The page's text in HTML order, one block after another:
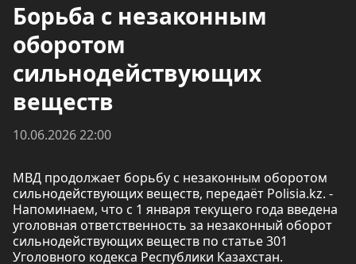
Борьба с незаконным
оборотом
сильнодействующих
веществ
10.06.2026 22:00
МВД продолжает борьбу с незаконным оборотом
сильнодействующих веществ, передаёт Polisia.kz. -
Напоминаем, что с 1 января текущего года введена
уголовная ответственность за незаконный оборот
сильнодействующих веществ по статье 301
Уголовного кодекса Республики Казахстан.